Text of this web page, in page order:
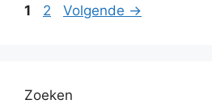
Pagina
1 Pagina
2 Volgende →
Zoeken